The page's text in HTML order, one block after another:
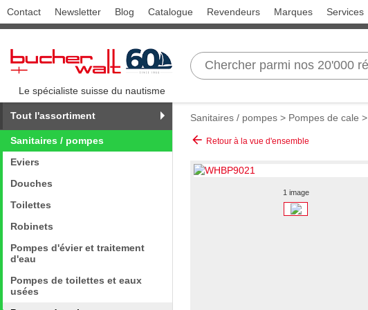
Contact Newsletter Blog Catalogue Revendeurs Marques Services
Le spécialiste suisse du nautisme
Tout l'assortiment
Sanitaires / pompes
Eviers
Douches
Toilettes
Robinets
Pompes d'évier et traitement
d'eau
Pompes de toilettes et eaux
usées
Sanitaires / pompes > Pompes de cale >
arrow_back Retour à la vue d'ensemble
1 image